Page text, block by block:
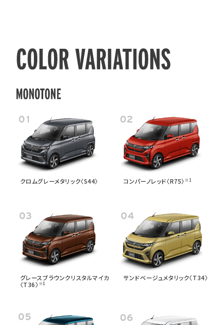
クロムグレーメタリック〈S44〉 コンパーノレッド〈R75〉 ※1
グレースブラウンクリスタルマイカ
〈T36〉 ※1
サンドベージュメタリック〈T34〉